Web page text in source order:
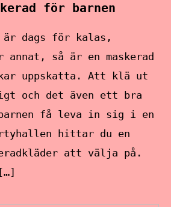
för barnen
är dags för kalas,
annat, så är en maskerad
uppskatta. Att klä ut
och det även ett bra
få leva in sig i en
hittar du en
att välja på.